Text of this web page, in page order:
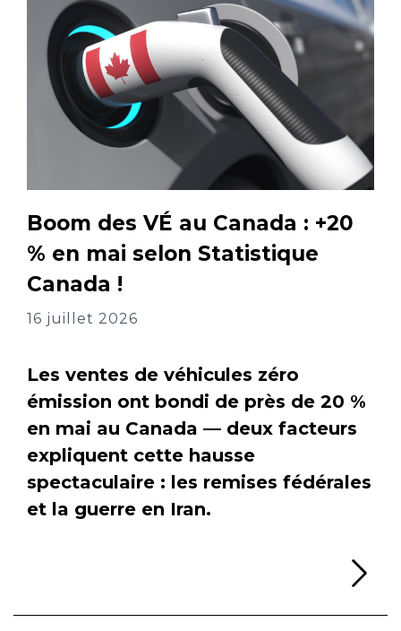
Boom des VÉ au Canada : +20
% en mai selon Statistique
Canada !
16 juillet 2026
Les ventes de véhicules zéro
émission ont bondi de près de 20 %
en mai au Canada — deux facteurs
expliquent cette hausse
spectaculaire : les remises fédérales
et la guerre en Iran.